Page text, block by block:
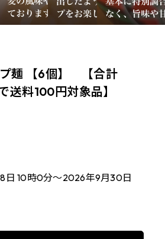
麺 【6個】 【合計
送料100円対象品】
日 10時0分～2026年9月30日